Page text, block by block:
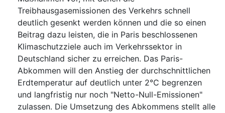
Treibhausgasemissionen des Verkehrs schnell
deutlich gesenkt werden können und die so einen
Beitrag dazu leisten, die in Paris beschlossenen
Klimaschutzziele auch im Verkehrssektor in
Deutschland sicher zu erreichen. Das Paris-
Abkommen will den Anstieg der durchschnittlichen
Erdtemperatur auf deutlich unter 2°C begrenzen
und langfristig nur noch "Netto-Null-Emissionen"
zulassen. Die Umsetzung des Abkommens stellt alle